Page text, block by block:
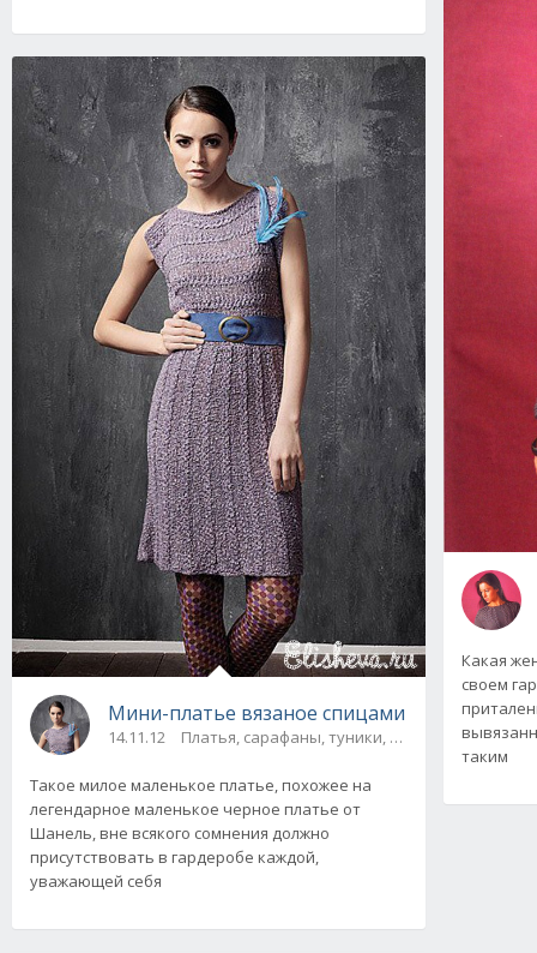
Мини-платье вязаное спицами
14.11.12 Платья, сарафаны, туники, юбки
Такое милое маленькое платье, похожее на
легендарное маленькое черное платье от
Шанель, вне всякого сомнения должно
присутствовать в гардеробе каждой,
уважающей себя
Какая
своем
таким